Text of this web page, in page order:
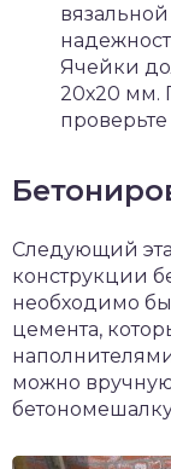
Ячейки
20х20 мм.
проверьте
Следующий
конструкции
необходимо
цемента,
можно